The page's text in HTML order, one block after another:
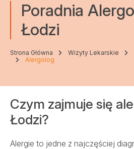
Wizyty lekarskie
Lekarze
Szpital
Poradnia
Łodzi
Strona Główna Wizyty Lekarskie
Alergolog
Czym zajmuje się
Łodzi?
Alergie to jedne z najczęściej